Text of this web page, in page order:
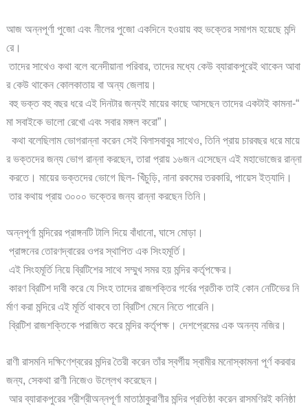
আজ অন্নপূর্ণা পুজো এবং নীলের পুজো একদিনে হওয়ায় বহু ভক্তের সমাগম হয়েছে মন্দি
রে।
তাদের সাথেও কথা বলে বনেদীয়ানা পরিবার, তাদের মধ্যে কেউ ব্যারাকপুরেই থাকেন আবা
র কেউ থাকেন কোলকাতায় বা অন্য জেলায়।
বহু ভক্ত বহু বছর ধরে এই দিনটার জন্যই মায়ের কাছে আসছেন তাদের একটাই কামনা-“
মা সবাইকে ভালো রেখো এবং সবার মঙ্গল করো”।
কথা বলেছিলাম ভোগরান্না করেন সেই বিলাসবাবুর সাথেও, তিনি প্রায় চারবছর ধরে মায়ে
র ভক্তদের জন্য ভোগ রান্না করছেন, তারা প্রায় ১৬জন এসেছেন এই মহাভোজের রান্না
করতে। মায়ের ভক্তদের ভোগে ছিল- খিঁচুড়ি, নানা রকমের তরকারি, পায়েস ইত্যাদি।
তার কথায় প্রায় ৩০০০ ভক্তের জন্য রান্না করছেন তিনি।
অন্নপূর্ণা মন্দিরের প্রাঙ্গনটি টালি দিয়ে বাঁধানো, ঘাসে মোড়া।
প্রাঙ্গনের তোরণদ্বারের ওপর স্থাপিত এক সিংহমূর্তি।
এই সিংহমূর্তি নিয়ে ব্রিটিশের সাথে সম্মুখ সমর হয় মন্দির কর্তৃপক্ষের।
কারণ ব্রিটিশ দাবী করে যে সিংহ তাদের রাজশক্তির গর্বের প্রতীক তাই কোন নেটিভের নি
র্মাণ করা মন্দিরে এই মূর্তি থাকবে তা ব্রিটিশ মেনে নিতে পারেনি।
ব্রিটিশ রাজশক্তিকে পরাজিত করে মন্দির কর্তৃপক্ষ। দেশপ্রেমের এক অনন্য নজির।
রাণী রাসমনি দক্ষিণেশ্বরের মন্দির তৈরী করেন তাঁর স্বর্গীয় স্বামীর মনোস্কামনা পূর্ণ করবার
জন্য, সেকথা রাণী নিজেও উল্লেখ করেছেন।
আর ব্যারাকপুরের শ্রীশ্রীঅন্নপূর্ণা মাতাঠাকুরাণীর মন্দির প্রতিষ্ঠা করেন রাসমণিরই কনিষ্ঠা